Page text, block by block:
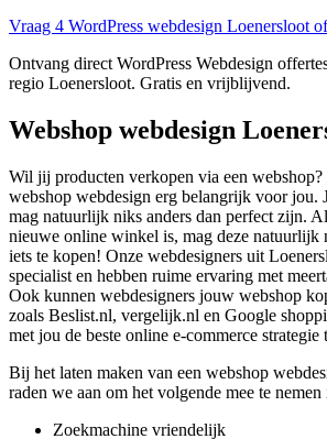
Vraag 4 WordPress webdesign Loenersloot
Ontvang direct WordPress Webdesign
regio Loenersloot. Gratis en vrijblijvend.
Webshop webdesign
Wil jij producten verkopen via een
webshop webdesign erg belangrijk voor jou.
mag natuurlijk niks anders dan perfect zijn.
nieuwe online winkel is, mag deze natuurlijk
iets te kopen! Onze webdesigners uit
specialist en hebben ruime ervaring met
Ook kunnen webdesigners jouw webshop
zoals Beslist.nl, vergelijk.nl en Google
met jou de beste online e-commerce strategie
Bij het laten maken van een webshop
raden we aan om het volgende mee te nemen
Zoekmachine vriendelijk